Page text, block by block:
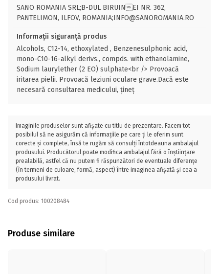
SANO ROMANIA SRL;B-DUL BIRUINEI NR. 362,
PANTELIMON, ILFOV, ROMANIA;INFO@SANOROMANIA.RO
Informații siguranță produs
Alcohols, C12-14, ethoxylated , Benzenesulphonic acid,
mono-C10-16-alkyl derivs., compds. with ethanolamine,
Sodium laurylether (2 EO) sulphate<br /> Provoacă
iritarea pielii. Provoacă leziuni oculare grave.Dacă este
necesară consultarea medicului, țineț
Imaginile produselor sunt afișate cu titlu de prezentare. Facem tot
posibilul să ne asigurăm că informațiile pe care ți le oferim sunt
corecte și complete, însă te rugăm să consulți întotdeauna ambalajul
produsului. Producătorul poate modifica ambalajul fără o înștiințare
prealabilă, astfel că nu putem fi răspunzători de eventuale diferențe
(în termeni de culoare, formă, aspect) între imaginea afișată și cea a
produsului livrat.
Cod produs: 100208484
Produse similare